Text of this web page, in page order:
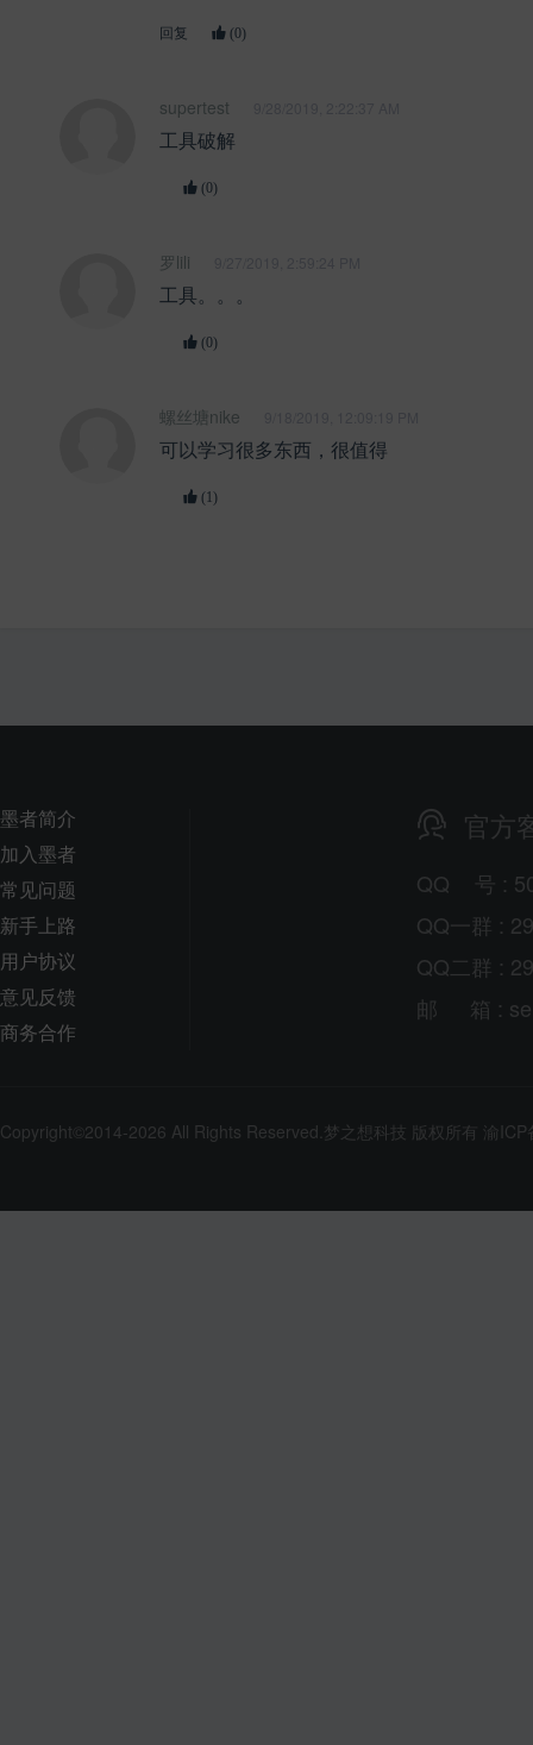
回复 (0)
supertest
工具破解
(0)
罗lili
工具。。。
(0)
螺丝塘nike
可以学习很多东西，很值得
(1)
墨者简介
加入墨者
常见问题
新手上路
用户协议
意见反馈
商务合作
官方
QQ 号 :
QQ一群 :
QQ二群 :
邮
箱 :
Copyright©2014-2026 All Rights Reserved.梦之想科技 版权所有 渝